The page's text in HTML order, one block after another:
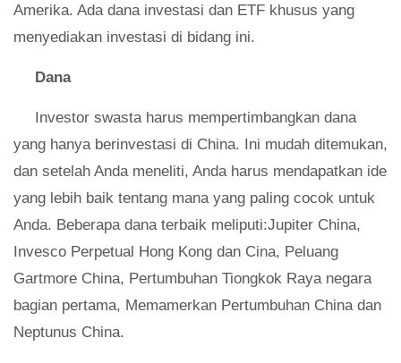
Amerika. Ada dana investasi dan ETF khusus yang
menyediakan investasi di bidang ini.
Dana
Investor swasta harus mempertimbangkan dana
yang hanya berinvestasi di China. Ini mudah ditemukan,
dan setelah Anda meneliti, Anda harus mendapatkan ide
yang lebih baik tentang mana yang paling cocok untuk
Anda. Beberapa dana terbaik meliputi:Jupiter China,
Invesco Perpetual Hong Kong dan Cina, Peluang
Gartmore China, Pertumbuhan Tiongkok Raya negara
bagian pertama, Memamerkan Pertumbuhan China dan
Neptunus China.